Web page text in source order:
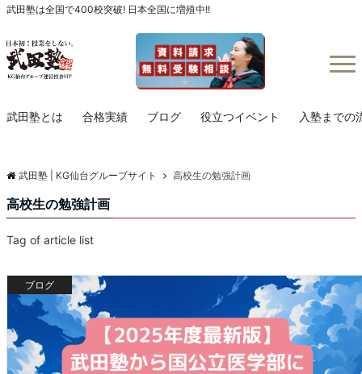
武田塾は全国で400校突破! 日本全国に増殖中!!
武田塾とは 合格実績 ブログ 役立つイベント 入塾までの
武田塾 | KG仙台グループサイト 高校生の勉強計画
高校生の勉強計画
Tag of article list
ブログ